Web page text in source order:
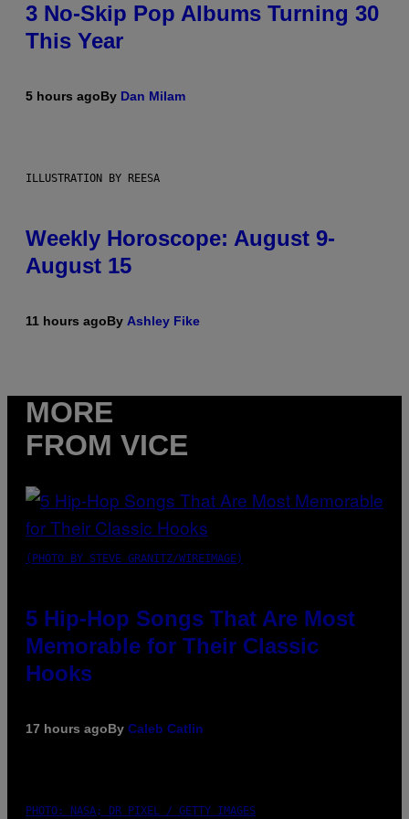
3 No-Skip Pop Albums Turning 30
This Year
5 hours agoBy Dan Milam
ILLUSTRATION BY REESA
Weekly Horoscope: August 9-
August 15
11 hours agoBy Ashley Fike
MORE
FROM VICE
(PHOTO BY STEVE GRANITZ/WIREIMAGE)
5 Hip-Hop Songs That Are Most
Memorable for Their Classic
Hooks
17 hours agoBy Caleb Catlin
PHOTO: NASA; DR PIXEL / GETTY IMAGES